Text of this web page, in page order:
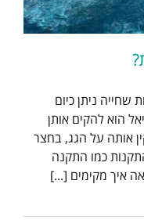
שחייה ניתן כיום
הוא להקים אותן
אותה על הגג, בחצר
כמו התקנה
איך מקימים [...]